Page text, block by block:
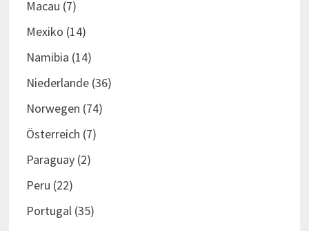
Macau (7)
Mexiko (14)
Namibia (14)
Niederlande(36)
Norwegen (74)
Österreich (7)
Paraguay(2)
Peru (22)
Portugal(35)